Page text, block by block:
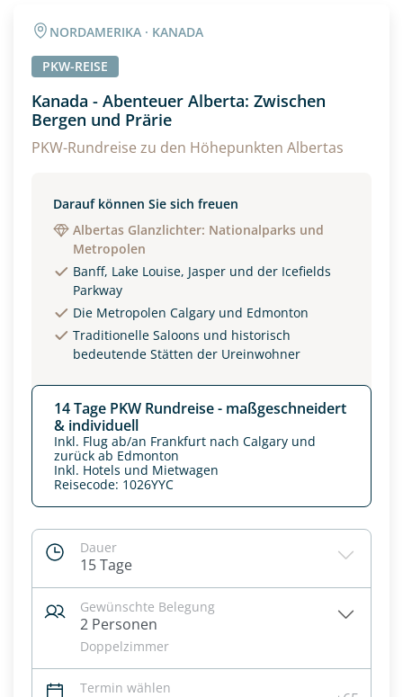
NORDAMERIKA · KANADA
PKW-REISE
Kanada - Abenteuer Alberta: Zwischen
Bergen und Prärie
PKW-Rundreise zu den Höhepunkten Albertas
Darauf können Sie sich freuen
Albertas Glanzlichter: Nationalparks und
Metropolen
Banff, Lake Louise, Jasper und der Icefields
Parkway
Die Metropolen Calgary und Edmonton
Traditionelle Saloons und historisch
bedeutende Stätten der Ureinwohner
14 Tage PKW Rundreise - maßgeschneidert
& individuell
Inkl. Flug ab/an Frankfurt nach Calgary und
zurück ab Edmonton
Inkl. Hotels und Mietwagen
Reisecode: 1026YYC
Dauer
15 Tage
Gewünschte Belegung
2 Personen
Doppelzimmer
Termin wählen
Alter
Unterkunft
EZ Familienzimmer
Reisebeginn
Option 1 Option 2
Weitere Informationen
Datenschutz & Transparenz ist uns sehr wichtig!